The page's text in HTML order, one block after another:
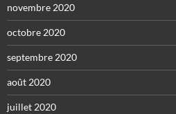
novembre 2020
octobre 2020
septembre 2020
août 2020
juillet 2020